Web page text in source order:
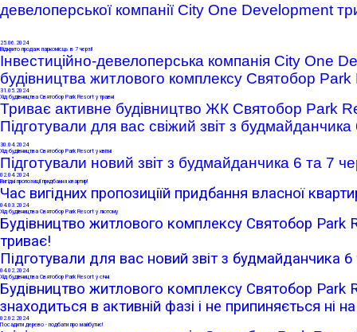
девелоперської компанії City One Development
25.06.2024
Відкрито продаж паркомісць в 7 черзі!
Інвестиційно-девелоперська компанія City One
будівництва житлового комплексу Святобор Park
31 .05.2024
Хід будівництва Святобор Park Resort у травні
Триває активне будівництво ЖК Святобор Park
Підготували для вас свіжий звіт з
30.04.2024
Хід будівництва Святобор Park Resort у квітні
Підготували новий звіт з будмайданчика 6 та 7
02.04.2024
Вигідні пропозиції придбання квартир!
Час вигідних пропозиціїй придбання власної
04.03.2024
Хід будівництва Святобор Park Resort у лютому
Будівництво житлового комплексу Святобор Park
триває!
Підготували для вас новий звіт з будмайданчика
04.02.2024
Хід будівництва Святобор Park Resort у січні
Будівництво житлового комплексу Святобор Park
знаходиться в активній фазі і не припиняється ні
02.02.2024
Посадити дерево - подбати про майбутнє!